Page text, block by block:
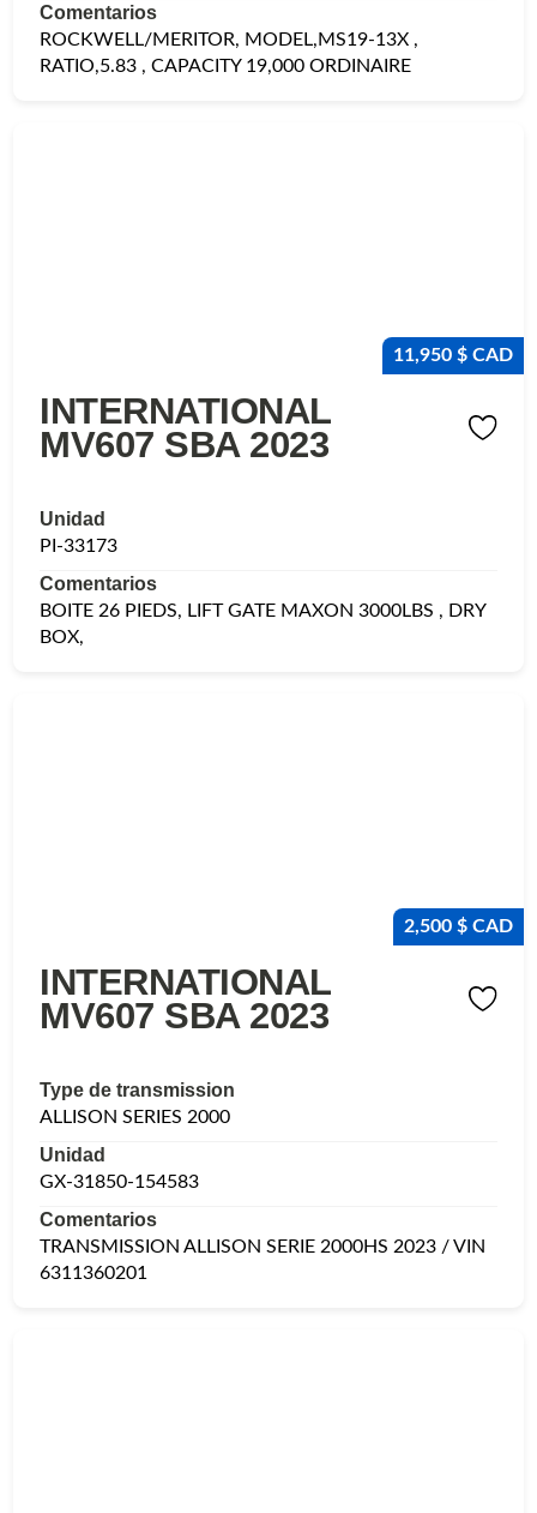
Comentarios
ROCKWELL/MERITOR, MODEL,MS19-13X ,
RATIO,5.83 , CAPACITY 19,000 ORDINAIRE
11,950 $ CAD
INTERNATIONAL
MV607 SBA 2023
Unidad
PI-33173
Comentarios
BOITE 26 PIEDS, LIFT GATE MAXON 3000LBS , DRY
BOX,
2,500 $ CAD
INTERNATIONAL
MV607 SBA 2023
Type de transmission
ALLISON SERIES 2000
Unidad
GX-31850-154583
Comentarios
TRANSMISSION ALLISON SERIE 2000HS 2023 / VIN
6311360201